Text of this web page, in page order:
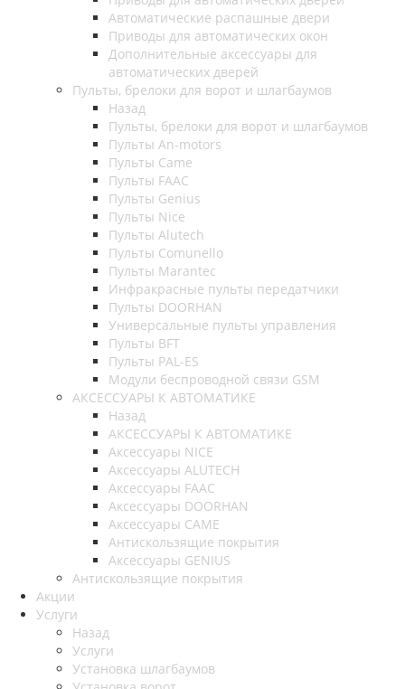
Автоматические распашные двери
Приводы для автоматических окон
Дополнительные аксессуары для
автоматических дверей
Пульты, брелоки для ворот и шлагбаумов
Назад
Пульты, брелоки для ворот и шлагбаумов
Пульты An-motors
Пульты Came
Пульты FAAC
Пульты Genius
Пульты Nice
Пульты Alutech
Пульты Сomunello
Пульты Marantec
Инфракрасные пульты передатчики
Пульты DOORHAN
Универсальные пульты управления
Пульты BFT
Пульты PAL-ES
Модули беспроводной связи GSM
АКСЕССУАРЫ К АВТОМАТИКЕ
Назад
АКСЕССУАРЫ К АВТОМАТИКЕ
Аксессуары NICE
Аксессуары ALUTECH
Аксессуары FAAC
Аксессуары DOORHAN
Аксессуары CAME
Антискользящие покрытия
Аксессуары GENIUS
Антискользящие покрытия
Акции
Услуги
Назад
Услуги
Установка шлагбаумов